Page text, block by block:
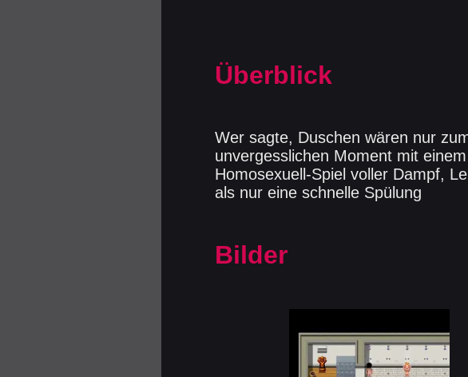
Überblick
Wer sagte, Duschen wären nur
unvergesslichen Moment mit
Homosexuell-Spiel voller Dampf,
als nur eine schnelle Spülung
Bilder